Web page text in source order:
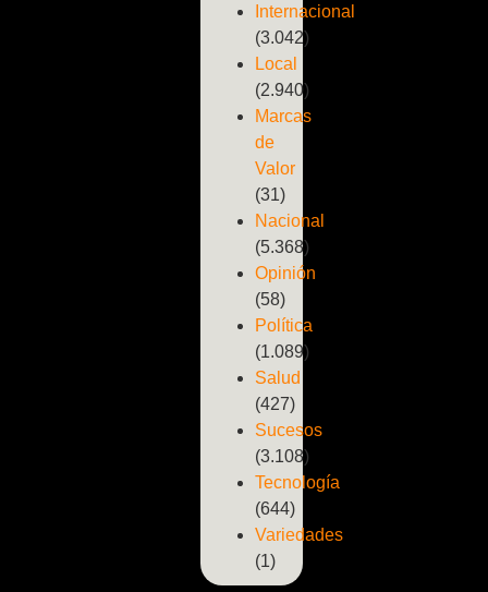
Internacional
(3.042)
Local
(2.940)
Marcas
de
Valor
(31)
Nacional
(5.368)
Opinión
(58)
Política
(1.089)
Salud
(427)
Sucesos
(3.108)
Tecnología
(644)
Variedades
(1)